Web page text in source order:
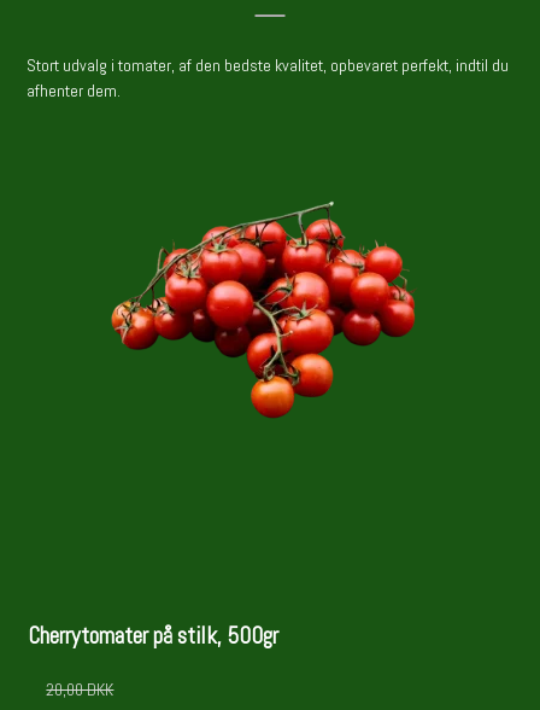
Stort udvalg i tomater, af den bedste kvalitet, opbevaret perfekt, indtil du
afhenter dem.
Cherrytomater på stilk, 500gr
20,00 DKK